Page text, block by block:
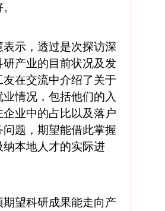
表示，透过是次探访深
研产业的目前状况及发
友在交流中介绍了关于
情况，包括他们的入
业中的占比以及落户
题，期望能借此掌握
本地人才的实际进
期望科研成果能走向产